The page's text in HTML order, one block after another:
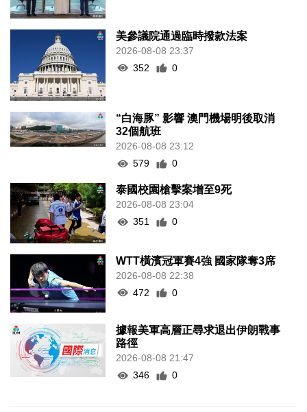
美參議院通過臨時撥款法案
2026-08-08 23:37
352
0
“白海豚” 影響 澳門機場明後取消
32個航班
2026-08-08 23:12
579
0
泰國校園槍擊案增至9死
2026-08-08 23:04
351
0
WTT橫濱冠軍賽4強 國家隊奪3席
2026-08-08 22:38
472
0
據報美軍高層正尋求退出伊朗戰事
路徑
2026-08-08 21:47
346
0